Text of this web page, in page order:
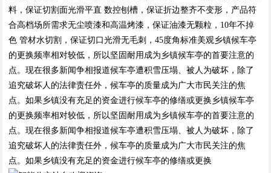
料，保证切割面光滑平直 数控刨槽，保证折边整齐不变形，产品符
合高档场所需求无尘喷漆和高温烤漆，保证油漆无颗粒，10年不掉
色 管材水切割，保证切口光滑无毛刺，45度角标准美观乡镇候车亭
的更换频率相对较低，所以坚固耐用成为乡镇候车亭的首要注意的
点。现在很多新闻争相报道候车亭遭积雪压塌、被人为破坏，除了
追究破坏人的法律责任外，候车亭的质量成为广大市民关注的焦
点。如果乡镇没有充足的资金进行候车亭的修缮或更换乡镇候车亭
的更换频率相对较低，所以坚固耐用成为乡镇候车亭的首要注意的
点。现在很多新闻争相报道候车亭遭积雪压塌、被人为破坏，除了
追究破坏人的法律责任外，候车亭的质量成为广大市民关注的焦
点。如果乡镇没有充足的资金进行候车亭的修缮或更换